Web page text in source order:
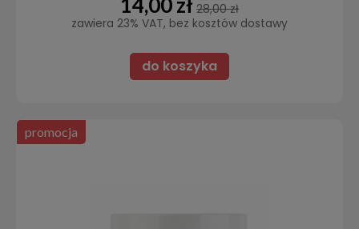
28,00 zł
zawiera 23% VAT, bez kosztów dostawy
do koszyka
promocja